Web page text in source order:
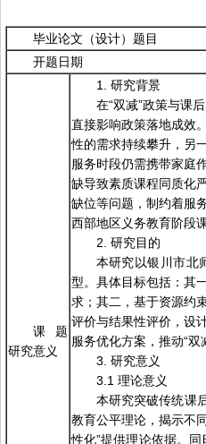
毕业论文（设计）题目
开题日期
课题
研究意义
1. 研究背景
在“双减”政策与课
直接影响政策落地成效
性的需求持续攀升，另
服务时段仍需携带家庭
缺导致素质课程同质化
缺位等问题，制约着服
西部地区义务教育阶段
2. 研究目的
本研究以银川市北
型。具体目标包括：其
求；其二，基于资源约
评价与结果性评价，设
服务优化方案，推动“双
3. 研究意义
3.1 理论意义
本研究突破传统课
教育公平理论，揭示不
性化”提供理论依据。